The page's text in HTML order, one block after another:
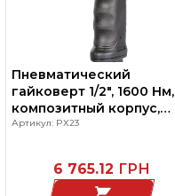
Пневматический
гайковерт 1/2", 1600 Нм,
композитный корпус,
INVENTO
Артикул: PX23
6 765.12 ГРН